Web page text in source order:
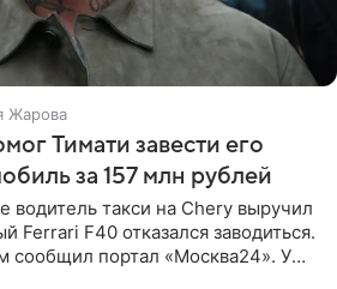
Жарова
Тимати завести его
за 157 млн рублей
водитель такси на Chery выручил
Ferrari F40 отказался заводиться.
сообщил портал «Москва24». У